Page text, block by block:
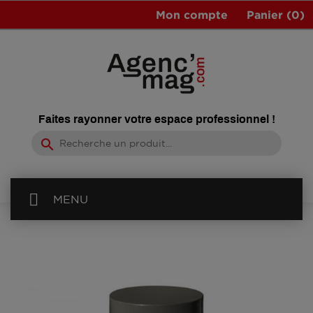
Panier (0)
Mon compte
Faites rayonner votre espace professionnel !
search
MENU